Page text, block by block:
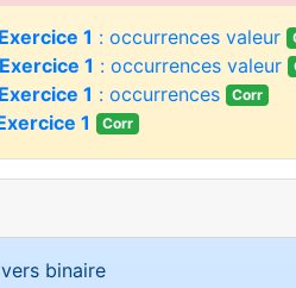
1 : occurrences valeur
1 : occurrences valeur
1 : occurrences Corr
1 Corr
binaire